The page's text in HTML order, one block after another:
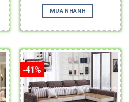
is:
44,000,000 ₫.
was:
43,900,000 ₫.
is:
MUA NHANH
-41%